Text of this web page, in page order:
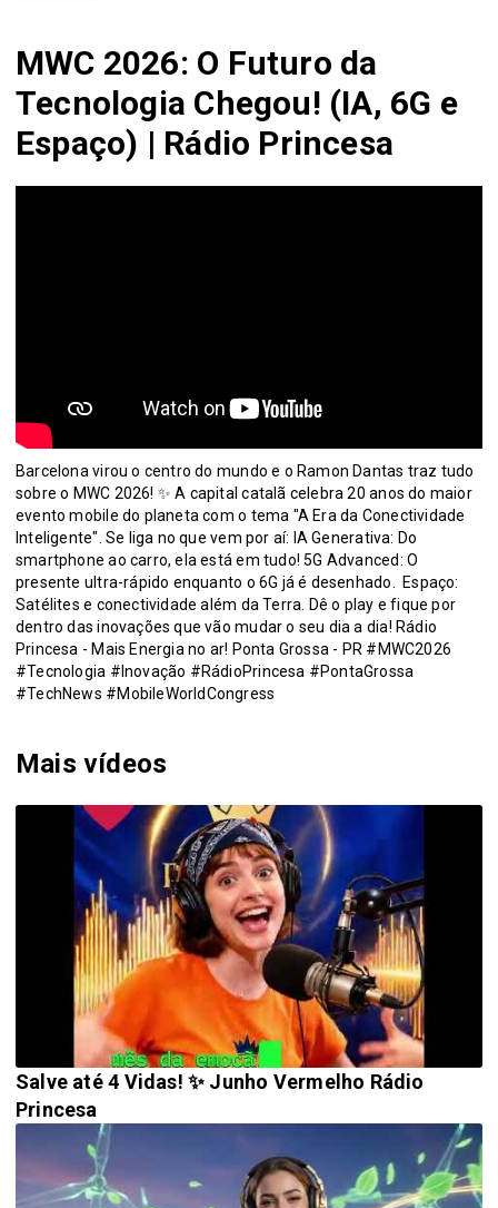
MWC 2026: O Futuro da
Tecnologia Chegou! (IA, 6G e
Espaço) | Rádio Princesa
Mais vídeos
Salve até 4 Vidas! ✨ Junho Vermelho Rádio
Princesa
Barcelona virou o centro do mundo e o Ramon Dantas traz tudo
sobre o MWC 2026! ✨ A capital catalã celebra 20 anos do maior
evento mobile do planeta com o tema "A Era da Conectividade
Inteligente". Se liga no que vem por aí: IA Generativa: Do
smartphone ao carro, ela está em tudo! 5G Advanced: O
presente ultra-rápido enquanto o 6G já é desenhado. ️ Espaço:
Satélites e conectividade além da Terra. Dê o play e fique por
dentro das inovações que vão mudar o seu dia a dia! Rádio
Princesa - Mais Energia no ar! Ponta Grossa - PR #MWC2026
#Tecnologia #Inovação #RádioPrincesa #PontaGrossa
#TechNews #MobileWorldCongress